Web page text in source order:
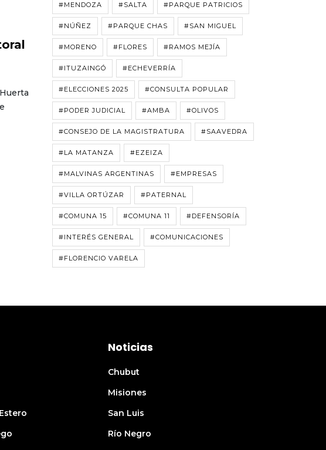
#MENDOZA #SALTA #PARQUE PATRICIOS
#NÚÑEZ #PARQUE CHAS #SAN MIGUEL
#MORENO #FLORES #RAMOS MEJÍA
#ITUZAINGÓ #ECHEVERRÍA
#ELECCIONES 2025 #CONSULTA POPULAR
#PODER JUDICIAL #AMBA #OLIVOS
#CONSEJO DE LA MAGISTRATURA #SAAVEDRA
#LA MATANZA #EZEIZA
#MALVINAS ARGENTINAS #EMPRESAS
#VILLA ORTÚZAR #PATERNAL
#COMUNA 15 #COMUNA 11 #DEFENSORÍA
#INTERÉS GENERAL #COMUNICACIONES
#FLORENCIO VARELA
Noticias
Chubut
Misiones
San Luis
Río Negro